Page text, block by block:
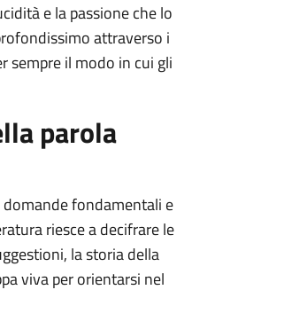
e la passione che lo
attraverso i
sempre il modo in cui gli
parola
fondamentali e
riesce a decifrare le
la storia della
viva per orientarsi nel